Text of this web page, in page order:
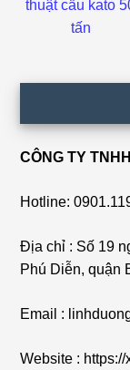
CÔNG TY
Hotline:
Địa chỉ : Số 19
Phú Diễn, quận
Email :
Website :